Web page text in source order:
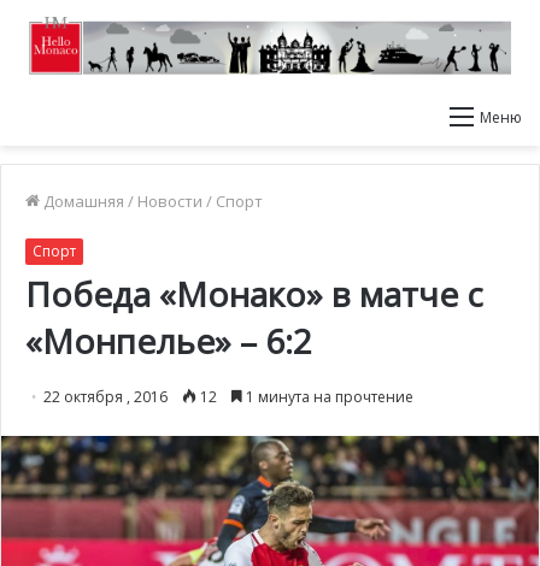
Меню
Домашняя / Новости / Спорт
Спорт
Победа «Монако» в матче с
«Монпелье» – 6:2
22 октября , 2016 12 1 минута на прочтение